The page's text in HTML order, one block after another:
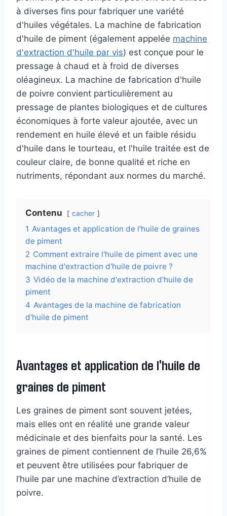
à diverses fins pour fabriquer une variété
d'huiles végétales. La machine de fabrication
d'huile de piment (également appelée machine
d'extraction d'huile par vis) est conçue pour le
pressage à chaud et à froid de diverses
oléagineux. La machine de fabrication d'huile
de poivre convient particulièrement au
pressage de plantes biologiques et de cultures
économiques à forte valeur ajoutée, avec un
rendement en huile élevé et un faible résidu
d'huile dans le tourteau, et l'huile traitée est de
couleur claire, de bonne qualité et riche en
nutriments, répondant aux normes du marché.
Contenu cacher
1 Avantages et application de l'huile de graines
de piment
2 Comment extraire l'huile de piment avec une
machine d'extraction d'huile de poivre ?
3 Vidéo de la machine d'extraction d'huile de
piment
4 Avantages de la machine de fabrication
d'huile de piment
Avantages et application de l'huile de
graines de piment
Les graines de piment sont souvent jetées,
mais elles ont en réalité une grande valeur
médicinale et des bienfaits pour la santé. Les
graines de piment contiennent de l’huile 26,6%
et peuvent être utilisées pour fabriquer de
l’huile par une machine d’extraction d’huile de
poivre.